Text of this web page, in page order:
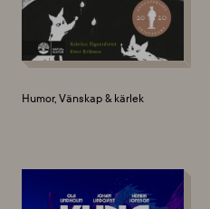
Humor, Vänskap & kärlek